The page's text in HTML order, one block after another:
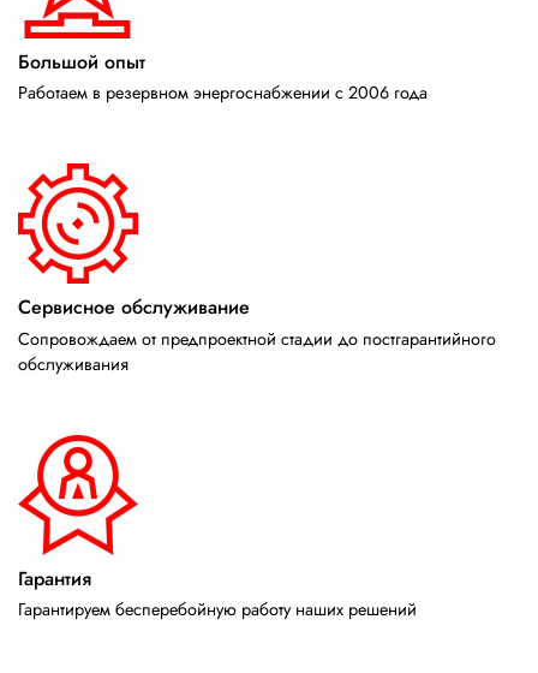
Большой опыт
Работаем в резервном энергоснабжении с 2006 года
Сервисное обслуживание
Сопровождаем от предпроектной стадии до постгарантийного
обслуживания
Гарантия
Гарантируем бесперебойную работу наших решений